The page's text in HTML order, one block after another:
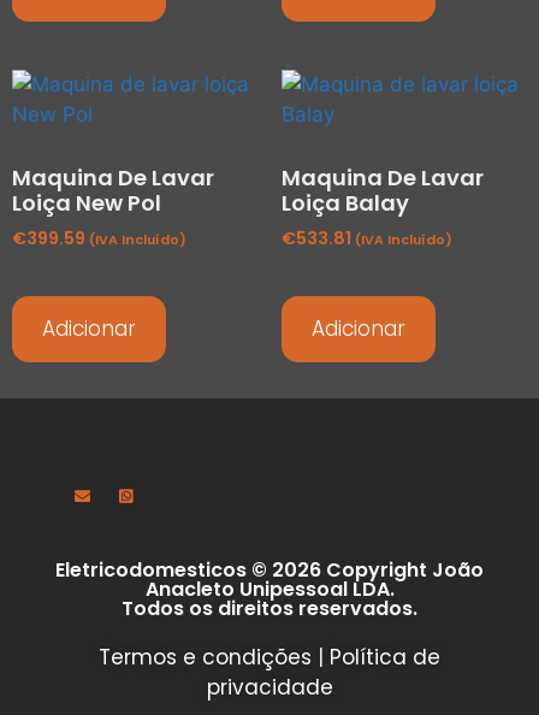
Maquina De Lavar
Loiça New Pol
€399.59 (IVA Incluído)
Adicionar
Maquina De Lavar
Loiça Balay
€533.81 (IVA Incluído)
Adicionar
Eletricodomesticos © 2026 Copyright João
Anacleto Unipessoal LDA.
Todos os direitos reservados.
Termos e condições | Política de
privacidade